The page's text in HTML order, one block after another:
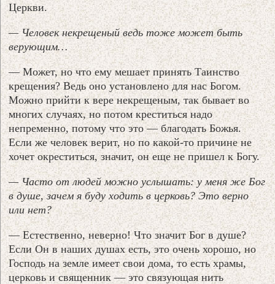
Церкви.
— Человек некрещеный ведь тоже может быть
верующим…
— Может, но что ему мешает принять Таинство
крещения? Ведь оно установлено для нас Богом.
Можно прийти к вере некрещеным, так бывает во
многих случаях, но потом креститься надо
непременно, потому что это — благодать Божья.
Если же человек верит, но по какой-то причине не
хочет окреститься, значит, он еще не пришел к Богу.
— Часто от людей можно услышать: у меня же Бог
в душе, зачем я буду ходить в церковь? Это верно
или нет?
— Естественно, неверно! Что значит Бог в душе?
Если Он в наших душах есть, это очень хорошо, но
Господь на земле имеет свои дома, то есть храмы,
церковь и священник — это связующая нить